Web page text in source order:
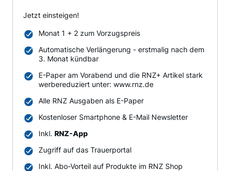
Jetzt einsteigen!
Monat 1 + 2 zum Vorzugspreis
Automatische Verlängerung - erstmalig nach dem
3. Monat kündbar
E-Paper am Vorabend und die RNZ+ Artikel stark
werbereduziert unter: www.rnz.de
Alle RNZ Ausgaben als E-Paper
Kostenloser Smartphone & E-Mail Newsletter
Inkl. RNZ-App
Zugriff auf das Trauerportal
Inkl. Abo-Vorteil auf Produkte im RNZ Shop